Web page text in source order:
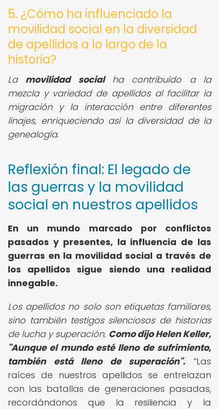
5. ¿Cómo ha influenciado la
movilidad social en la diversidad
de apellidos a lo largo de la
historia?
La movilidad socialha contribuido a la
mezcla y variedad de apellidos al facilitar la
migración y la interacción entre diferentes
linajes, enriqueciendo así la diversidad de la
genealogía.
Reflexión final: El legado de
las guerras y la movilidad
social en nuestros apellidos
En un mundo marcado por conflictos
pasados y presentes, la influencia de las
guerras en la movilidad social a través de
los apellidos sigue siendo una realidad
innegable.
Los apellidos no solo son etiquetas familiares,
sino también testigos silenciosos de historias
de lucha y superación. Como dijo Helen Keller,
"Aunque el mundo esté lleno de sufrimiento,
también está lleno de superación".
Las
raíces de nuestros apellidos se entrelazan
con las batallas de generaciones pasadas,
recordándonos que la resiliencia y la